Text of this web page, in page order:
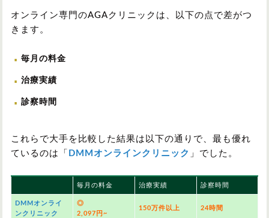
オンライン専門のAGAクリニックは、以下の点で差がつ
きます。
毎月の料金
治療実績
診察時間
これらで大手を比較した結果は以下の通りで、最も優れ
ているのは「 DMMオンラインクリニック 」でした。
毎月の料金 治療実績 診察時間
DMMオンライ
ンクリニック
◎
2,097円~
150万件以上 24時間